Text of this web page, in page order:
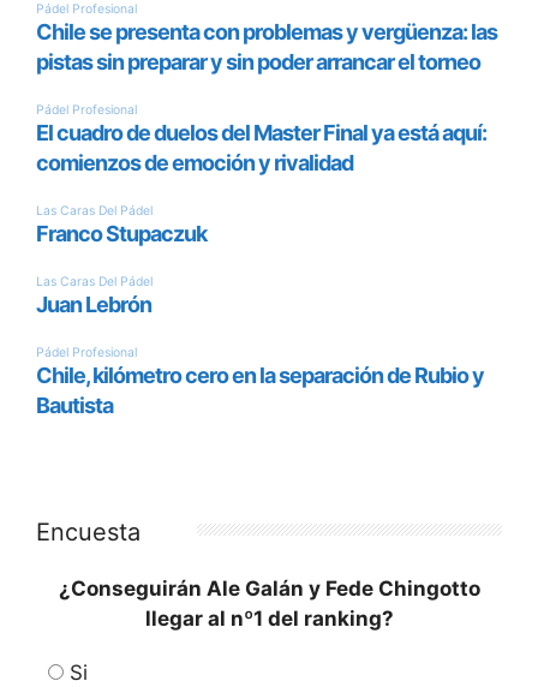
Encuesta
¿Conseguirán Ale Galán y Fede Chingotto
llegar al nº1 del ranking?
Si